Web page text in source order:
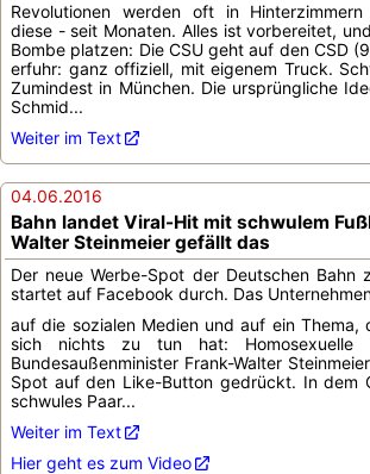
Revolutionen werden oft in
diese - seit Monaten. Alles ist vorbereitet,
Bombe platzen: Die CSU geht auf den CSD
erfuhr: ganz offiziell, mit eigenem Truck.
Zumindest in München. Die ursprüngliche
Schmid...
Weiter im Text
04.06.2016
Bahn landet Viral-Hit mit schwulem
Walter Steinmeier gefällt das
Der neue Werbe-Spot der Deutschen Bahn
startet auf Facebook durch. Das
auf die sozialen Medien und auf ein Thema,
sich nichts zu tun hat: Homosexuelle
Bundesaußenminister Frank-Walter
Spot auf den Like-Button gedrückt. In dem
schwules Paar...
Weiter im Text
Hier geht es zum Video